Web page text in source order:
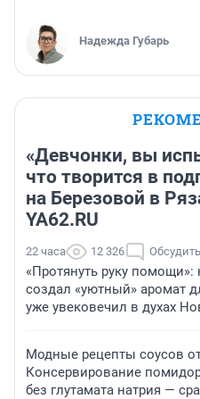
Надежда Губарь
«Девчонки, вы
что творится в
на Березовой в
YA62.RU
22 часа 12 326 Обсудить
«Протянуть руку
создал «уютный» аромат
уже увековечил в духах
Модные рецепты соусов
Консервирование
без глутамата натрия —